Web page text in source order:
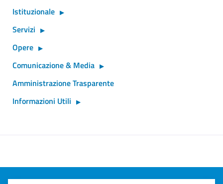
Istituzionale
Servizi
Opere
Comunicazione & Media
Amministrazione Trasparente
Informazioni Utili